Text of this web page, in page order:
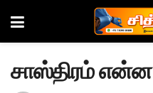
சாஸ்திரம்